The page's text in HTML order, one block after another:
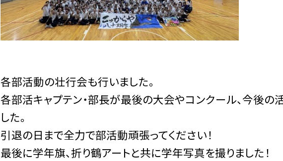
各部活動の壮行会も行いました。
各部活キャプテン・部長が最後の大会やコンクール、今後の
した。
引退の日まで全力で部活動頑張ってください！
最後に学年旗、折り鶴アートと共に学年写真を撮りました！